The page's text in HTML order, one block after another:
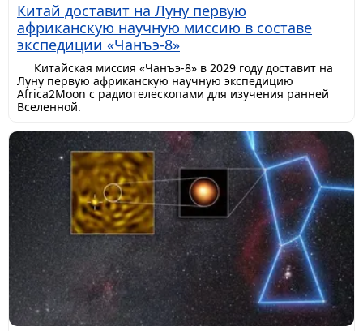
Китай доставит на Луну первую
африканскую научную миссию в составе
экспедиции «Чанъэ-8»
Китайская миссия «Чанъэ-8» в 2029 году доставит на
Луну первую африканскую научную экспедицию
Africa2Moon с радиотелескопами для изучения ранней
Вселенной.